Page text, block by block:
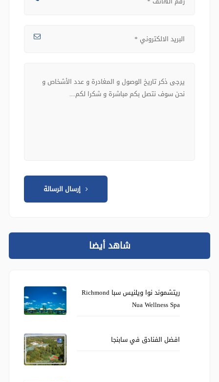
إرسال الرسالة
شاهد أيضا
ريتشموند نوا ويلنيس سبا Richmond
Nua Wellness Spa
افضل الفنادق في سابنجا